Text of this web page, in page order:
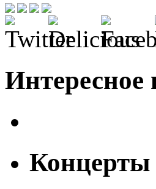
Интересное
Концерты